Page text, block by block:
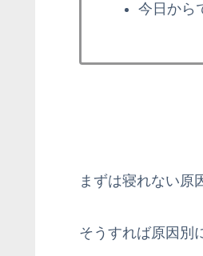
今日から
まずは寝れない原
そうすれば原因別